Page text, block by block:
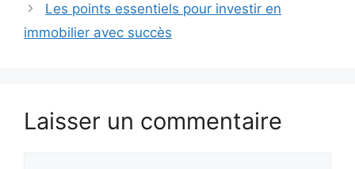
Les points essentiels pour investir en
immobilier avec succès
Laisser un commentaire